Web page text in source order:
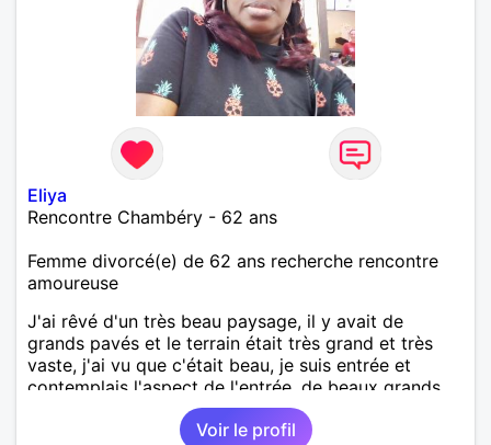
Eliya
Rencontre Chambéry - 62 ans
Femme divorcé(e) de 62 ans recherche rencontre
amoureuse
J'ai rêvé d'un très beau paysage, il y avait de
grands pavés et le terrain était très grand et très
vaste, j'ai vu que c'était beau, je suis entrée et
contemplais l'aspect de l'entrée, de beaux grands
arbres d'une beauté et très bien entretenu. A mon
réveil je me suis senti si heureuse.
Voir le profil